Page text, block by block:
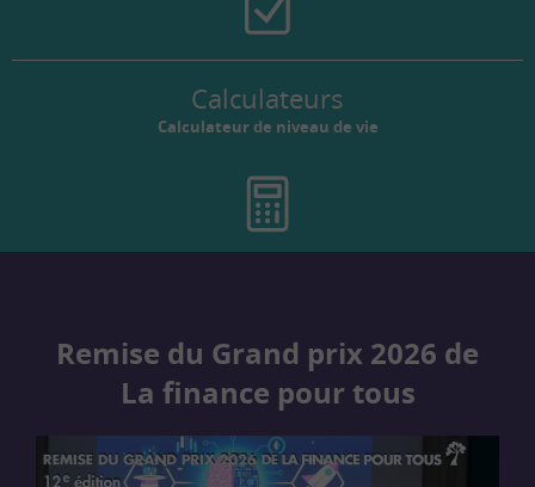
Calculateurs
Calculateur de niveau de vie
Remise du Grand prix 2026 de
La finance pour tous